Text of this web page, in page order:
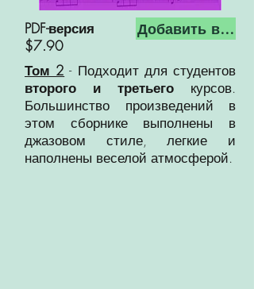
PDF-версия
$7.90
Добавить в
Том 2 - Подходит для студентов
второго и третьего курсов.
Большинство произведений в
этом сборнике выполнены в
джазовом стиле, легкие и
наполнены веселой атмосферой.